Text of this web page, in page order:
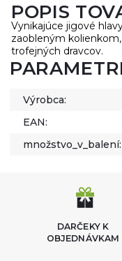
POPIS
Vynikajúce jigové
zaobleným
trofejných dravcov.
Výrobca:
EAN:
množstvo_v_balení:
DARČEKY K
OBJEDNÁVKAM